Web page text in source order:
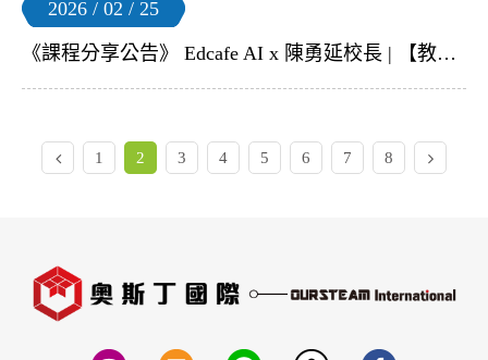
2026 / 02 / 25
《課程分享公告》 Edcafe AI x 陳勇延校長 | 【教育版 ChatGPT–Edcafe AI】線上研習
1 2 3 4 5 6 7 8